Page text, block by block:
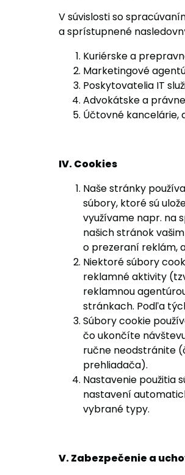
V súvislosti so
a sprístupnené
Kuriérske a
Marketingové
Poskytovatelia IT
Advokátske a
Účtovné kancelárie,
IV. Cookies
Naše stránky
súbory, ktoré sú
využívame napr. na
našich stránok
o prezeraní reklám,
Niektoré súbory
reklamné aktivity
reklamnou
stránkach. Podľa
Súbory cookie
čo ukončíte
ručne neodstránite
prehliadača).
Nastavenie použitia
nastavení
vybrané typy.
V. Zabezpečenie a